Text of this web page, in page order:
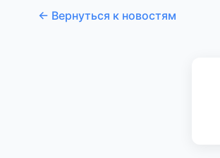
← Вернуться к новостям